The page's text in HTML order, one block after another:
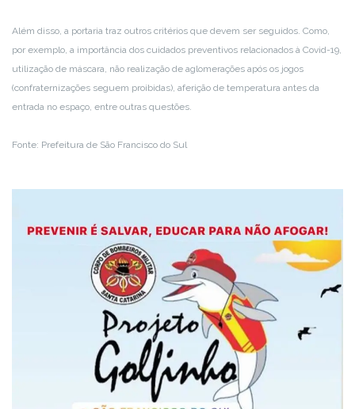
Além disso, a portaria traz outros critérios que devem ser seguidos. Como,
por exemplo, a importância dos cuidados preventivos relacionados à Covid-19,
utilização de máscara, não realização de aglomerações após os jogos
(confraternizações seguem proibidas), aferição de temperatura antes da
entrada no espaço, entre outras questões.
Fonte: Prefeitura de São Francisco do Sul